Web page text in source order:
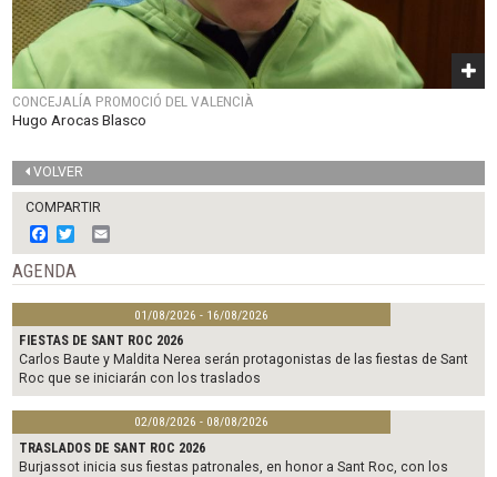
CONCEJALÍA PROMOCIÓ DEL VALENCIÀ
Hugo Arocas Blasco
VOLVER
COMPARTIR
F
a
c
e
b
o
o
k
w
i
t
t
e
r
m
i
l
AGENDA
01/08/2026 - 16/08/2026
FIESTAS DE SANT ROC 2026
Carlos Baute y Maldita Nerea serán protagonistas de las fiestas de Sant
Roc que se iniciarán con los traslados
02/08/2026 - 08/08/2026
TRASLADOS DE SANT ROC 2026
Burjassot inicia sus fiestas patronales, en honor a Sant Roc, con los